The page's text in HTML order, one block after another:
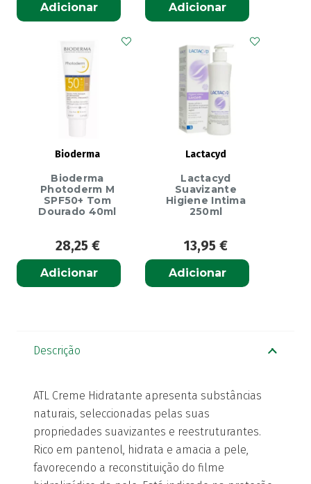
Adicionar Adicionar
Bioderma
Bioderma
Photoderm M
SPF50+ Tom
Dourado 40ml
28,25 €
Adicionar
Lactacyd
Lactacyd
Suavizante
Higiene Intima
250ml
13,95 €
Adicionar
Descrição
ATL Creme Hidratante apresenta substâncias
naturais, seleccionadas pelas suas
propriedades suavizantes e reestruturantes.
Rico em pantenol, hidrata e amacia a pele,
favorecendo a reconstituição do filme